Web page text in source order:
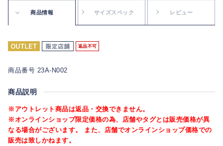
商品情報 サイズスペック レビュー
返品不可
商品番号 23A-N002
商品説明
※アウトレット商品は返品・交換できません。
※オンラインショップ限定価格の為、店舗やタグとは販売価格が異
なる場合がございます。 また、店舗でオンラインショップ価格での
販売は致しかねます。